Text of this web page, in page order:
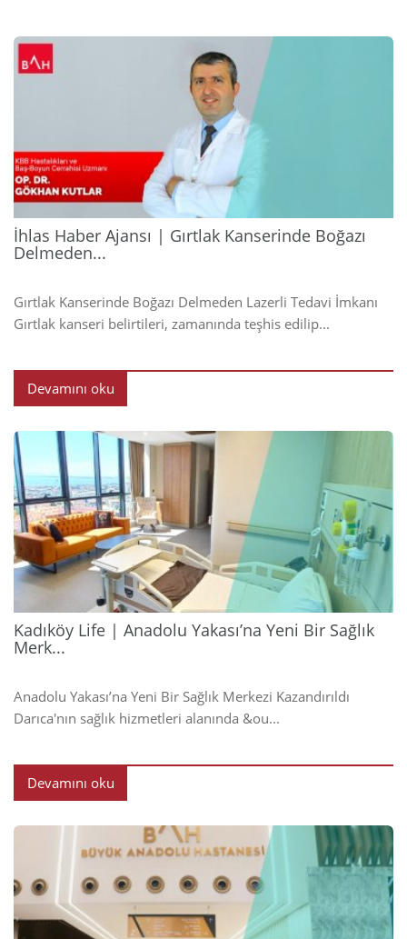
İhlas Haber Ajansı | Gırtlak Kanserinde Boğazı
Delmeden...
Gırtlak Kanserinde Boğazı Delmeden Lazerli Tedavi İmkanı
Gırtlak kanseri belirtileri, zamanında teşhis edilip...
Devamını oku
2024
Kadıköy Life | Anadolu Yakası’na Yeni Bir Sağlık
Merk...
Anadolu Yakası’na Yeni Bir Sağlık Merkezi Kazandırıldı
Darıca'nın sağlık hizmetleri alanında &ou...
Devamını oku
2024